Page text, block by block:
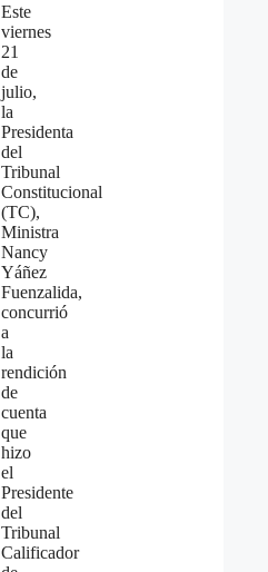
Este
viernes
21
de
julio,
la
Presidenta
del
Tribunal
Constitucional
(TC),
Ministra
Nancy
Yáñez
Fuenzalida,
concurrió
a
la
rendición
de
cuenta
que
hizo
el
Presidente
del
Tribunal
Calificador